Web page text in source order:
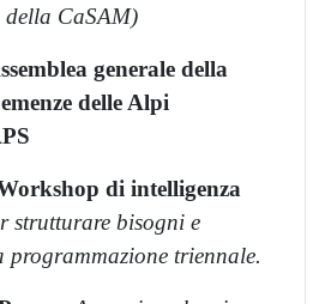
della CaSAM)
generale della
delle Alpi
di intelligenza
strutturare bisogni e
triennale.